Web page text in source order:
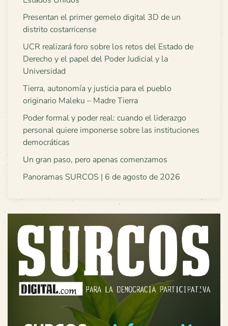
Presentan el primer gemelo digital 3D de un
distrito costarricense
UCR realizará foro sobre los retos del Estado de
Derecho y el papel del Poder Judicial y la
Universidad
Tierra, autonomía y justicia para el pueblo
originario Maleku – Madre Tierra
Poder formal y poder real: cuando el liderazgo
personal quiere imponerse sobre las instituciones
democráticas
Un gran paso, pero apenas comenzamos
Panoramas SURCOS | 6 de agosto de 2026